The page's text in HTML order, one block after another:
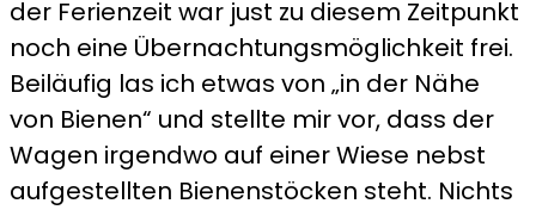
der Ferienzeit war just zu diesem Zeitpunkt
noch eine Übernachtungsmöglichkeit frei.
Beiläufig las ich etwas von „in der Nähe
von Bienen“ und stellte mir vor, dass der
Wagen irgendwo auf einer Wiese nebst
aufgestellten Bienenstöcken steht. Nichts